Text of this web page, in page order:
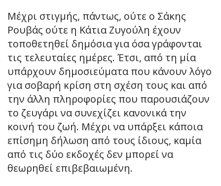
Μέχρι στιγμής, πάντως, ούτε ο Σάκης
Ρουβάς ούτε η Κάτια Ζυγούλη έχουν
τοποθετηθεί δημόσια για όσα γράφονται
τις τελευταίες ημέρες. Έτσι, από τη μία
υπάρχουν δημοσιεύματα που κάνουν λόγο
για σοβαρή κρίση στη σχέση τους και από
την άλλη πληροφορίες που παρουσιάζουν
το ζευγάρι να συνεχίζει κανονικά την
κοινή του ζωή. Μέχρι να υπάρξει κάποια
επίσημη δήλωση από τους ίδιους, καμία
από τις δύο εκδοχές δεν μπορεί να
θεωρηθεί επιβεβαιωμένη.